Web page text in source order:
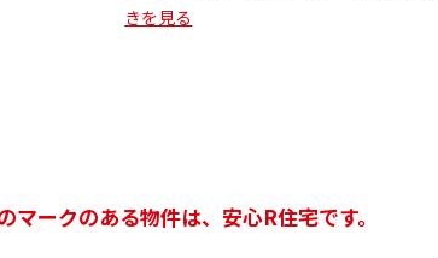
きを見る
マークのある物件は、安心R住宅です。